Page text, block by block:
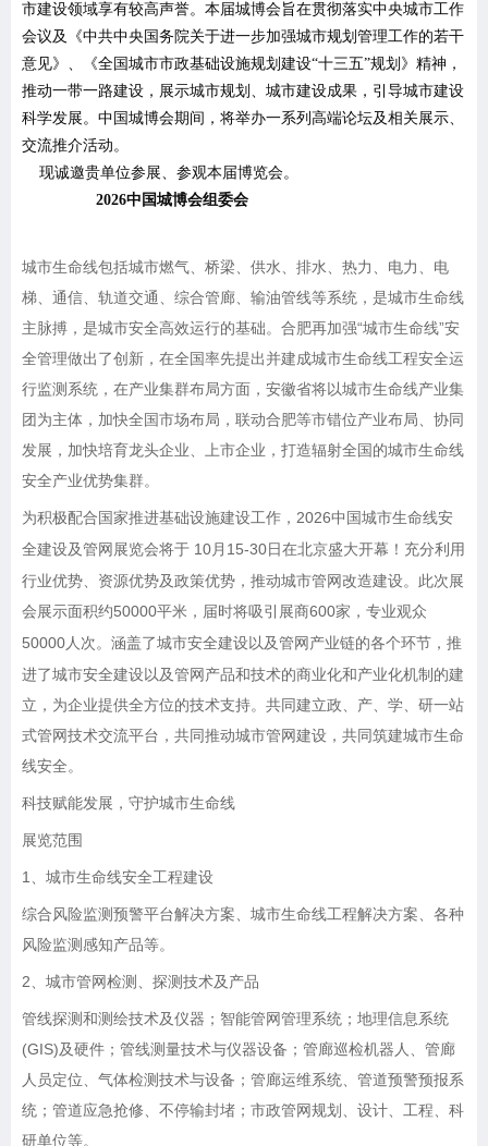
市建设领域享有较高声誉。本届城博会旨在贯彻落实中央城市工作
会议及《中共中央国务院关于进一步加强城市规划管理工作的若干
意见》、《全国城市市政基础设施规划建设“十三五”规划》精神，
推动一带一路建设，展示城市规划、城市建设成果，引导城市建设
科学发展。 中国城博会期间，将举办一系列高端论坛及相关展示、
交流推介活动。
现诚邀贵单位参展、参观本届博览会。
2026中国城博会组委会
城市生命线包括城市燃气、桥梁、供水、排水、热力、电力、电
梯、通信、轨道交通、综合管廊、输油管线等系统，是城市生命线
主脉搏，是城市安全高效运行的基础。合肥再加强“城市生命线”安
全管理做出了创新，在全国率先提出并建成城市生命线工程安全运
行监测系统，在产业集群布局方面，安徽省将以城市生命线产业集
团为主体，加快全国市场布局，联动合肥等市错位产业布局、协同
发展，加快培育龙头企业、上市企业，打造辐射全国的城市生命线
安全产业优势集群。
为积极配合国家推进基础设施建设工作， 2026中国城市生命线安
全建设及管网展览会将于 10月 15-30日在北京盛大开幕！充分利用
行业优势、资源优势及政策优势，推动城市管网改造建设。此次展
会展示面积约50000平米，届时将吸引展商600家，专业观众
50000人次。涵盖了城市安全建设以及管网产业链的各个环节，推
进了城市安全建设以及管网产品和技术的商业化和产业化机制的建
立，为企业提供全方位的技术支持。共同建立政、产、学、研一站
式管网技术交流平台，共同推动城市管网建设，共同筑建城市生命
线安全。
科技赋能发展，守护城市生命线
展览范围
1、城市生命线安全工程建设
综合风险监测预警平台解决方案、城市生命线工程解决方案、各种
风险监测感知产品等。
2、城市管网检测、探测技术及产品
管线探测和测绘技术及仪器；智能管网管理系统；地理信息系统
(GIS)及硬件；管线测量技术与仪器设备；管廊巡检机器人、管廊
人员定位、气体检测技术与设备；管廊运维系统、管道预警预报系
统；管道应急抢修、不停输封堵；市政管网规划、设计、工程、科
研单位等。